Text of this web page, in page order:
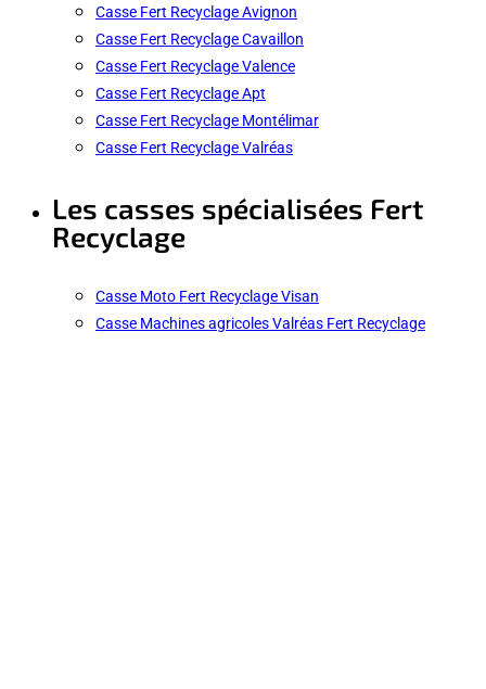
Casse Fert Recyclage Avignon
Casse Fert Recyclage Cavaillon
Casse Fert Recyclage Valence
Casse Fert Recyclage Apt
Casse Fert Recyclage Montélimar
Casse Fert Recyclage Valréas
Les casses spécialisées Fert
Recyclage
Casse Moto Fert Recyclage Visan
Casse Machines agricoles Valréas Fert Recyclage